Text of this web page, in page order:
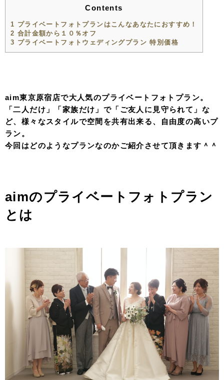
Contents
1 プライベートフォトプランはこんなあなたにおすすめ！
2 合計金額から１０％オフ
3 プライベートフォトウェディングプラン 特別価格
aim東京原宿店で大人気のプライベートフォトプラン。
「二人だけ」「家族だけ」で「ご友人に見守られて」な
ど、様々なスタイルで空間を共有出来る、自由度の高いプ
ラン。
今回はどのようなプランなのかご紹介させて頂きます＾＾
aimのプライベートフォトプラン
とは